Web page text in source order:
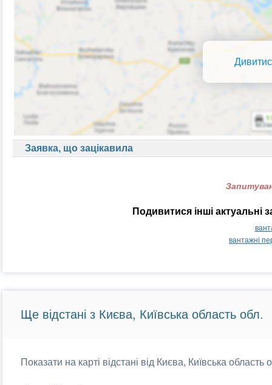
Заявка, що зацікавила
Подивитися інші
вантажні
Ще відстані з Києва, Київська область обл.
Показати на карті відстані від Києва, Київська